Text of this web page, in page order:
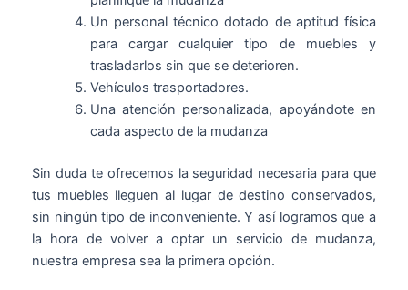
Un personal técnico dotado de aptitud física
para cargar cualquier tipo de muebles y
trasladarlos sin que se deterioren.
Vehículos trasportadores.
Una atención personalizada, apoyándote en
cada aspecto de la mudanza
Sin duda te ofrecemos la seguridad necesaria para que
tus muebles lleguen al lugar de destino conservados,
sin ningún tipo de inconveniente. Y así logramos que a
la hora de volver a optar un servicio de mudanza,
nuestra empresa sea la primera opción.